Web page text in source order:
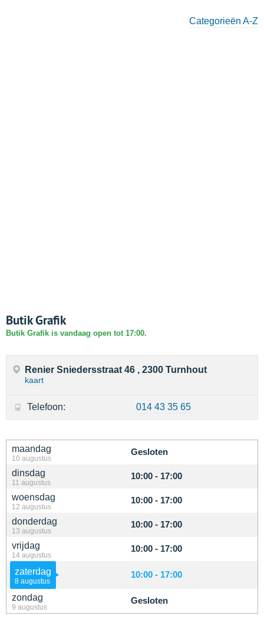
Categorieën A-Z
Butik Grafik
Butik Grafik is vandaag open tot 17:00.
maandag
10 augustus
Gesloten
dinsdag
11 augustus
10:00 - 17:00
woensdag
12 augustus
10:00 - 17:00
donderdag
13 augustus
10:00 - 17:00
vrijdag
14 augustus
10:00 - 17:00
zaterdag
8 augustus
10:00 - 17:00
zondag
9 augustus
Gesloten
Renier Sniedersstraat 46 , 2300 Turnhout
kaart
Telefoon: 014 43 35 65